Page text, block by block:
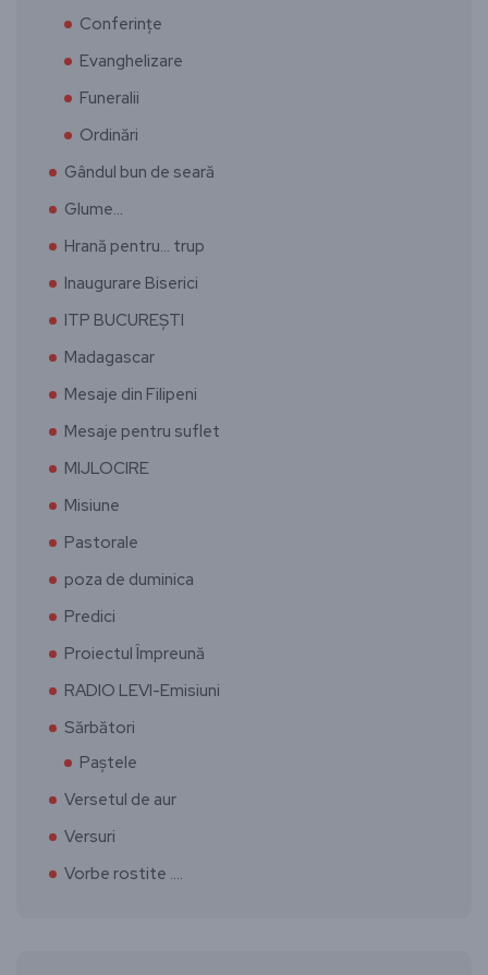
Conferințe
Evanghelizare
Funeralii
Ordinări
Gândul bun de seară
Glume…
Hrană pentru… trup
Inaugurare Biserici
ITP BUCUREȘTI
Madagascar
Mesaje din Filipeni
Mesaje pentru suflet
MIJLOCIRE
Misiune
Pastorale
poza de duminica
Predici
Proiectul Împreună
RADIO LEVI-Emisiuni
Sărbători
Paștele
Versetul de aur
Versuri
Vorbe rostite ….